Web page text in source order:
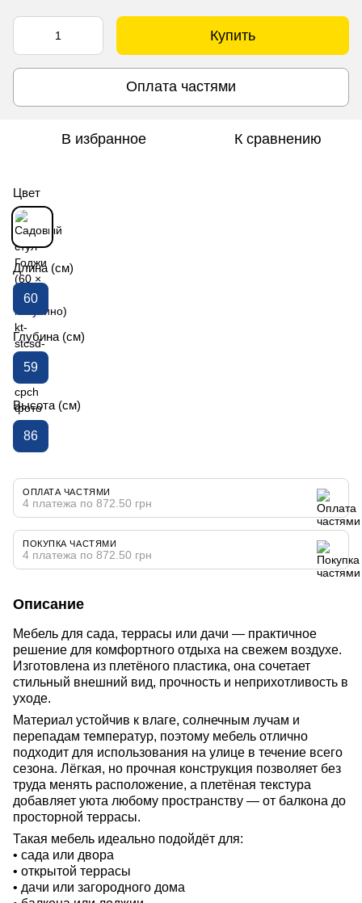
Купить
Оплата частями
В избранное К сравнению
Цвет
Длина (см)
60
Глубина (см)
59
Высота (см)
86
ОПЛАТА ЧАСТЯМИ
4 платежа по 872.50 грн
ПОКУПКА ЧАСТЯМИ
4 платежа по 872.50 грн
Описание
Мебель для сада, террасы или дачи — практичное
решение для комфортного отдыха на свежем воздухе.
Изготовлена из плетёного пластика, она сочетает
стильный внешний вид, прочность и неприхотливость в
уходе.
Материал устойчив к влаге, солнечным лучам и
перепадам температур, поэтому мебель отлично
подходит для использования на улице в течение всего
сезона. Лёгкая, но прочная конструкция позволяет без
труда менять расположение, а плетёная текстура
добавляет уюта любому пространству — от балкона до
просторной террасы.
Такая мебель идеально подойдёт для:
• сада или двора
• открытой террасы
• дачи или загородного дома